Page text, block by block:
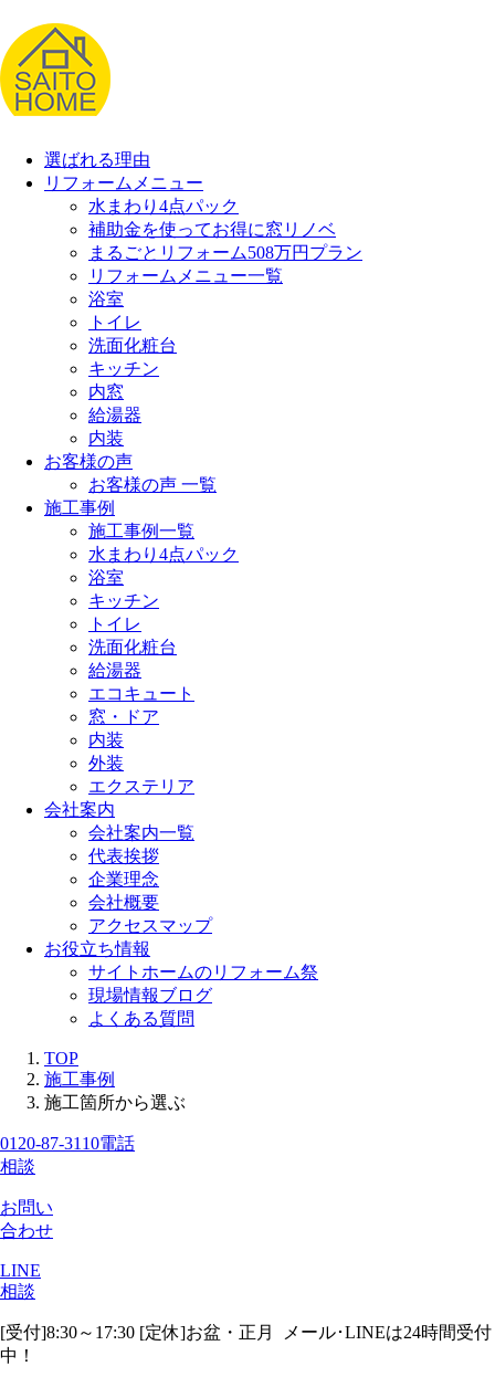
選ばれる理由
リフォームメニュー
水まわり4点パック
補助金を使ってお得に窓リノベ
まるごとリフォーム508万円プラン
リフォームメニュー一覧
浴室
トイレ
洗面化粧台
キッチン
内窓
給湯器
内装
お客様の声
お客様の声 一覧
施工事例
施工事例一覧
水まわり4点パック
浴室
キッチン
トイレ
洗面化粧台
給湯器
エコキュート
窓・ドア
内装
外装
エクステリア
会社案内
会社案内一覧
代表挨拶
企業理念
会社概要
アクセスマップ
お役立ち情報
サイトホームのリフォーム祭
現場情報ブログ
よくある質問
TOP
施工事例
施工箇所から選ぶ
0120-87-3110電話
相談
お問い
合わせ
LINE
相談
[受付]8:30～17:30 [定休]お盆・正月
メール･LINEは24時間受付
中！